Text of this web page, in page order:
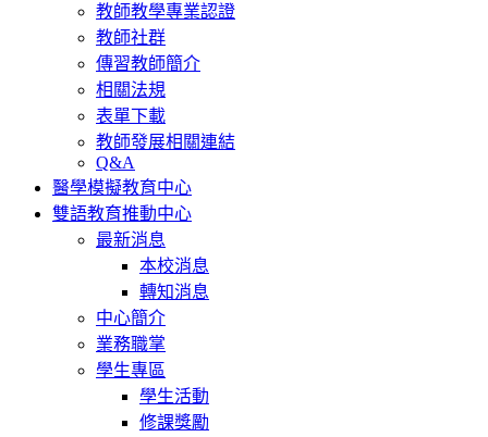
教師教學專業認證
教師社群
傳習教師簡介
相關法規
表單下載
教師發展相關連結
Q&A
醫學模擬教育中心
雙語教育推動中心
最新消息
本校消息
轉知消息
中心簡介
業務職掌
學生專區
學生活動
修課獎勵